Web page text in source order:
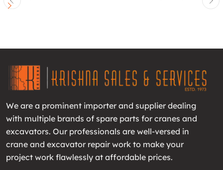
We are a prominent importer and supplier dealing
with multiple brands of spare parts for cranes and
excavators. Our professionals are well-versed in
crane and excavator repair work to make your
project work flawlessly at affordable prices.